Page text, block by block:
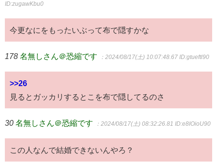
ID:zugawKbu0
今更なにをもったいぶって布で隠すかな
178 名無しさん＠恐縮です ：2024/08/17(土) 10:07:48.67 ID:gtueftl90
>>26
見るとガッカリするとこを布で隠してるのさ
30 名無しさん＠恐縮です ：2024/08/17(土) 08:32:26.81 ID:e8IOioU90
この人なんで結婚できないんやろ？